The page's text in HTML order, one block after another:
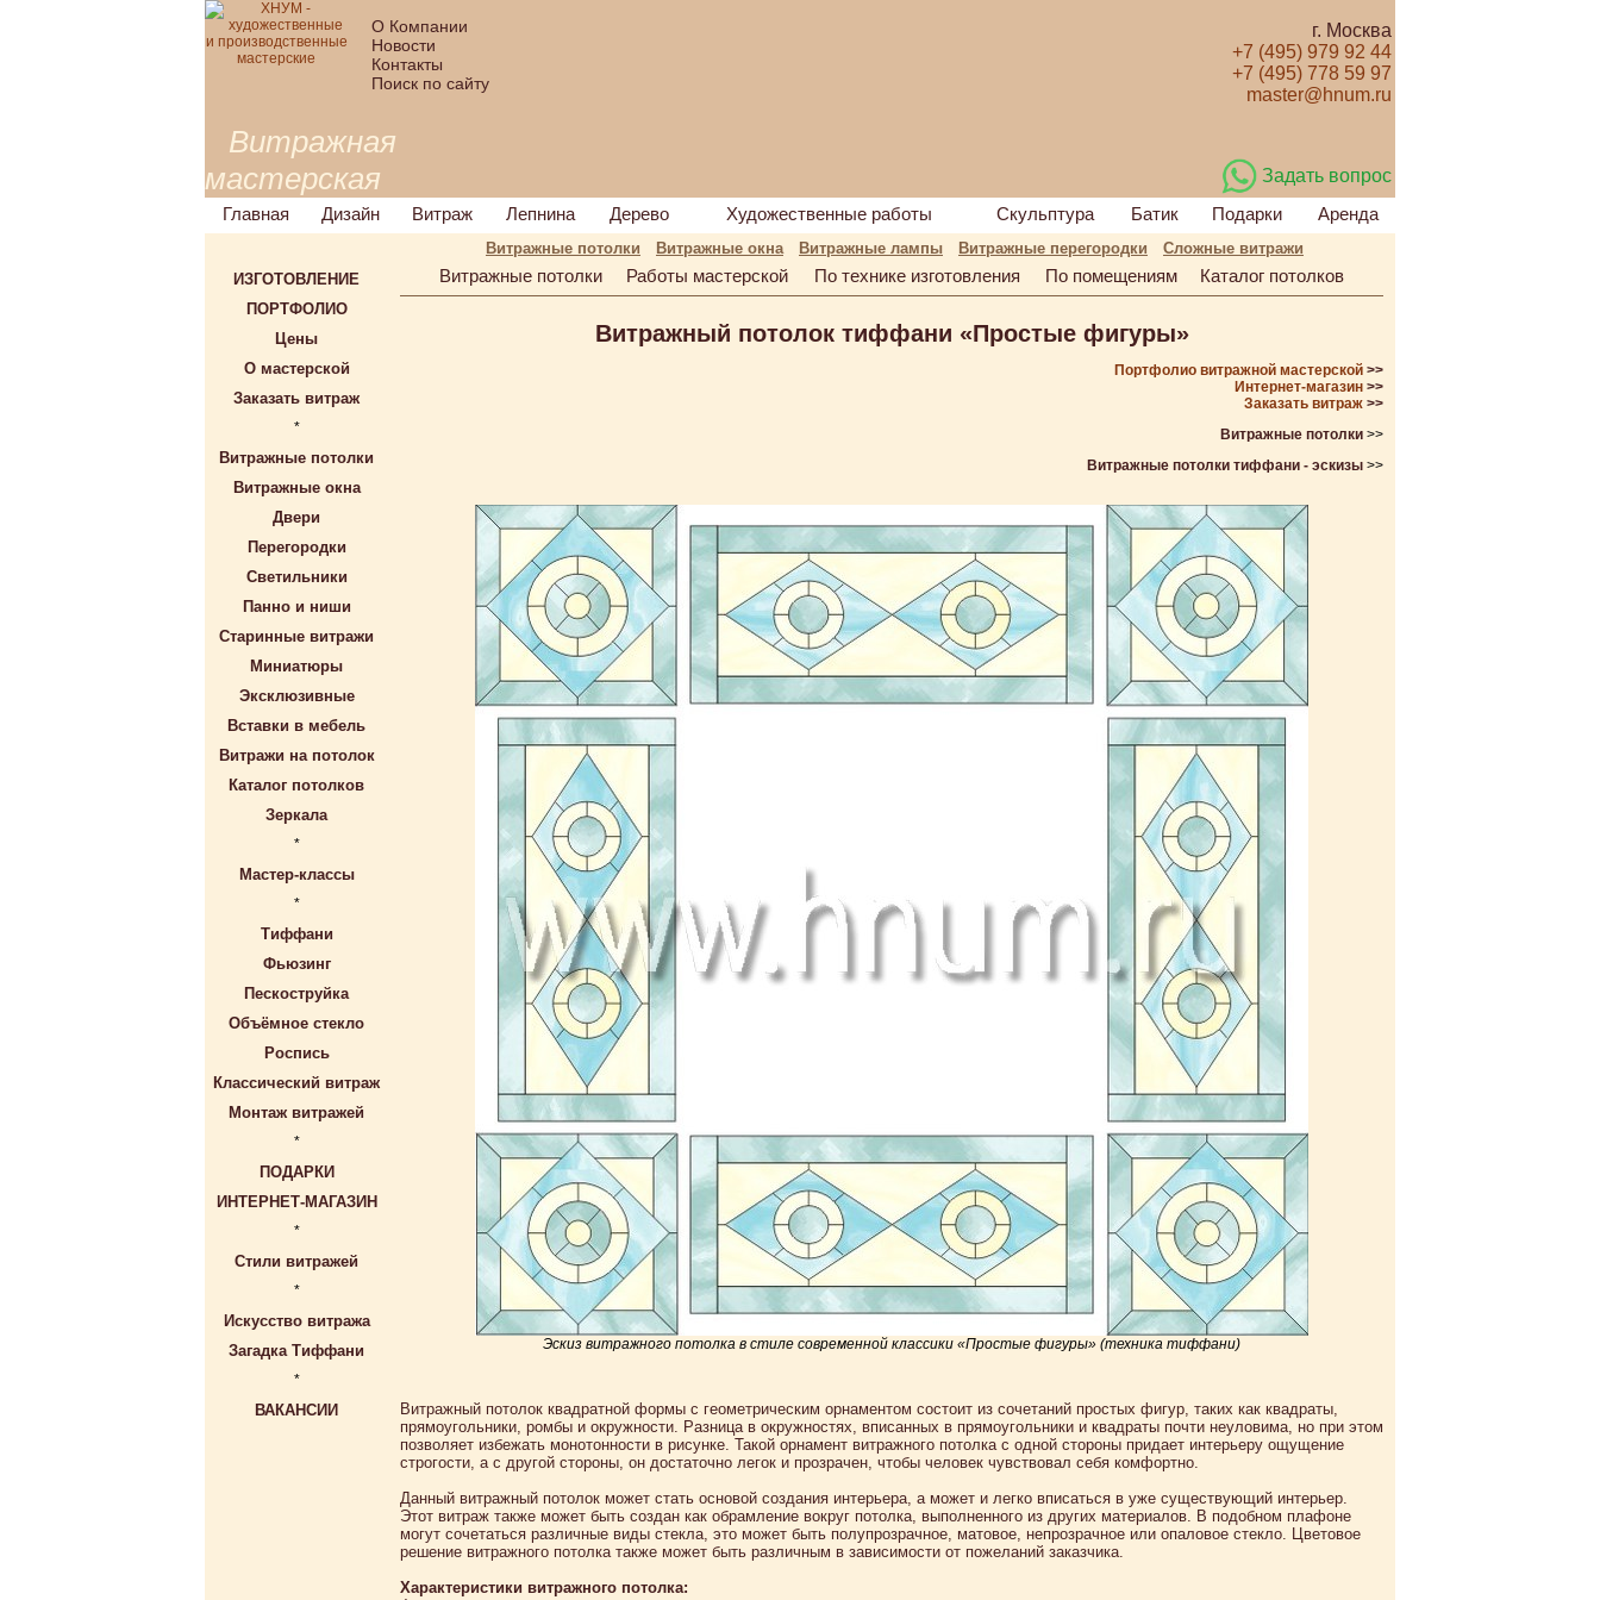
О Компании
Новости
Контакты
Поиск по сайту
г. Москва
+7 (495) 979 92 44
+7 (495) 778 59 97
master@hnum.ru
Витражная
мастерская
Задать вопрос
Главная
Дизайн Витраж Лепнина Дерево Художественные работы Скульптура Батик Подарки Аренда
Витражные потолки Витражные окна Витражные лампы Витражные перегородки
Сложные витражи
ИЗГОТОВЛЕНИЕ
ПОРТФОЛИО
Цены
О мастерской
Заказать витраж
*
Витражные потолки
Витражные окна
Двери
Перегородки
Светильники
Панно и ниши
Старинные витражи
Миниатюры
Эксклюзивные
Вставки в мебель
Витражи на потолок
Каталог потолков
Зеркала
*
Мастер-классы
*
Тиффани
Фьюзинг
Пескоструйка
Объёмное стекло
Роспись
Классический витраж
Монтаж витражей
*
ПОДАРКИ
ИНТЕРНЕТ-МАГАЗИН
*
Стили витражей
*
Искусство витража
Загадка Тиффани
*
ВАКАНСИИ
Витражные потолки Работы мастерской По технике изготовления По помещениям Каталог потолков
Витражный потолок тиффани «Простые фигуры»
Портфолио витражной мастерской >>
Интернет-магазин >>
Заказать витраж >>
Витражные потолки >>
Витражные потолки тиффани - эскизы >>
Эскиз витражного потолка в стиле современной классики «Простые фигуры» (техника тиффани)
Витражный потолок квадратной формы с геометрическим орнаментом состоит из сочетаний простых фигур, таких как квадраты,
прямоугольники, ромбы и окружности. Разница в окружностях, вписанных в прямоугольники и квадраты почти неуловима, но при этом
позволяет избежать монотонности в рисунке. Такой орнамент витражного потолка с одной стороны придает интерьеру ощущение
строгости, а с другой стороны, он достаточно легок и прозрачен, чтобы человек чувствовал себя комфортно.
Данный витражный потолок может стать основой создания интерьера, а может и легко вписаться в уже существующий интерьер.
Этот витраж также может быть создан как обрамление вокруг потолка, выполненного из других материалов. В подобном плафоне
могут сочетаться различные виды стекла, это может быть полупрозрачное, матовое, непрозрачное или опаловое стекло. Цветовое
решение витражного потолка также может быть различным в зависимости от пожеланий заказчика.
Характеристики витражного потолка: